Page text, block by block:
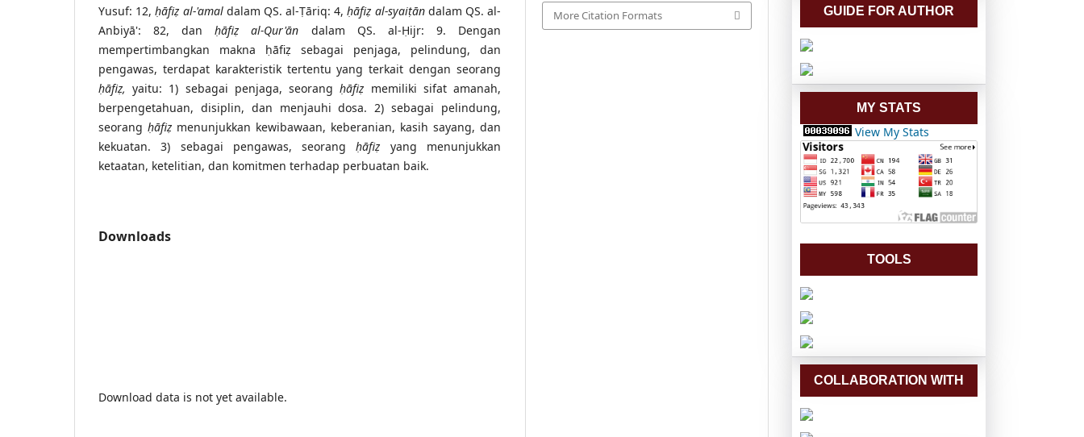
Yusuf: 12,ḥāfiẓ al-'amal dalam QS. al-Ṭāriq: 4,ḥāfiẓ al-syaiṭān dalam QS. al-
Anbiyā': 82, danḥāfiẓ al-Qur'ān dalam QS. al-Ḥijr: 9. Dengan
mempertimbangkan makna ḥāfiẓ sebagai penjaga, pelindung, dan
pengawas, terdapat karakteristik tertentu yang terkait dengan seorang
ḥāfiẓ, yaitu: 1) sebagai penjaga, seorangḥāfiẓ memiliki sifat amanah,
berpengetahuan, disiplin, dan menjauhi dosa. 2) sebagai pelindung,
seorang ḥāfiẓ menunjukkan kewibawaan, keberanian, kasih sayang, dan
kekuatan. 3) sebagai pengawas, seorangḥāfiẓ yang menunjukkan
ketaatan, ketelitian, dan komitmen terhadap perbuatan baik.
Downloads
Download data is not yet available.
More Citation Formats GUIDE FOR AUTHOR
MY STATS
View My Stats
TOOLS
COLLABORATION WITH